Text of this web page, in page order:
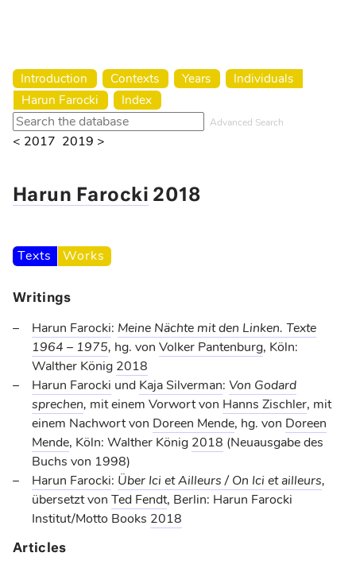
Introduction Contexts Years
Individuals
Harun Farocki
Index
Advanced Search
< 2017 2019 >
Harun Farocki 2018
Texts Works
Writings
Harun Farocki: Meine Nächte mit den Linken. Texte
1964 – 1975, hg. von Volker Pantenburg, Köln:
Walther König 2018
Harun Farocki und Kaja Silverman: Von Godard
sprechen, mit einem Vorwort von Hanns Zischler, mit
einem Nachwort von Doreen Mende, hg. von Doreen
Mende, Köln: Walther König 2018 (Neuausgabe des
Buchs von 1998)
Harun Farocki: Über Ici et Ailleurs / On Ici et ailleurs,
übersetzt von Ted Fendt, Berlin: Harun Farocki
Institut/Motto Books 2018
Articles